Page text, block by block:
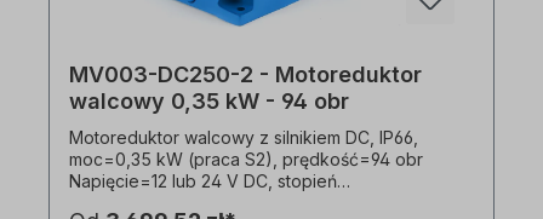
MV003-DC250-2 - Motoreduktor
walcowy 0,35 kW - 94 obr
Motoreduktor walcowy z silnikiem DC, IP66,
moc=0,35 kW (praca S2), prędkość=94 obr
Napięcie=12 lub 24 V DC, stopień